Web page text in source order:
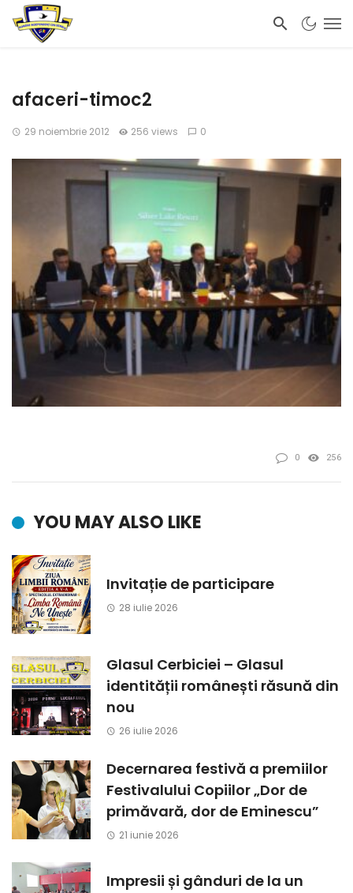
afaceri-timoc2
29 noiembrie 2012 256 views 0
0 256
YOU MAY ALSO LIKE
Invitație de participare
28 iulie 2026
Glasul Cerbiciei – Glasul
identității românești răsună din
nou
26 iulie 2026
Decernarea festivă a premiilor
Festivalului Copiilor „Dor de
primăvară, dor de Eminescu”
21 iunie 2026
Impresii și gânduri de la un